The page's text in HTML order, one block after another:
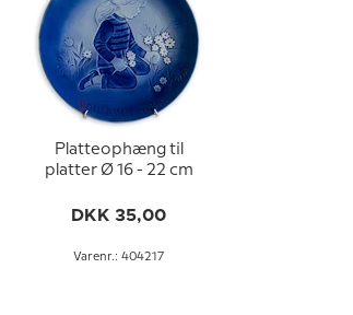
Platteophæng til
platter Ø 16 - 22 cm
DKK 35,00
Varenr.: 404217